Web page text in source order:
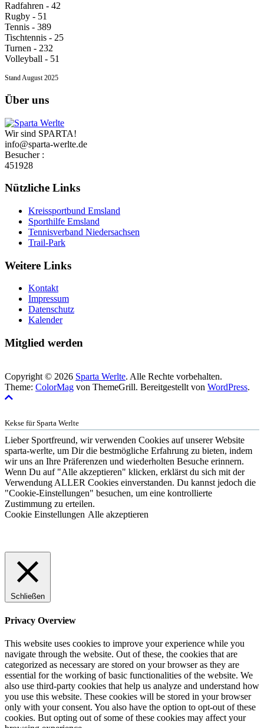
Radfahren - 42
Rugby - 51
Tennis - 389
Tischtennis - 25
Turnen - 232
Volleyball - 51
Stand August 2025
Über uns
Wir sind SPARTA!
info@sparta-werlte.de
Besucher :
451928
Nützliche Links
Kreissportbund Emsland
Sporthilfe Emsland
Tennisverband Niedersachsen
Trail-Park
Weitere Links
Kontakt
Impressum
Datenschutz
Kalender
Mitglied werden
Copyright © 2026 Sparta Werlte. Alle Rechte vorbehalten.
Theme: ColorMag von ThemeGrill. Bereitgestellt von WordPress.
Kekse für Sparta Werlte
Lieber Sportfreund, wir verwenden Cookies auf unserer Website
sparta-werlte, um Dir die bestmögliche Erfahrung zu bieten, indem
wir uns an Ihre Präferenzen und wiederholten Besuche erinnern.
Wenn Du auf "Alle akzeptieren" klicken, erklärst du sich mit der
Verwendung ALLER Cookies einverstanden. Du kannst jedoch die
"Cookie-Einstellungen" besuchen, um eine kontrollierte
Zustimmung zu erteilen.
Cookie Einstellungen Alle akzeptieren
Schließen
Privacy Overview
This website uses cookies to improve your experience while you
navigate through the website. Out of these, the cookies that are
categorized as necessary are stored on your browser as they are
essential for the working of basic functionalities of the website. We
also use third-party cookies that help us analyze and understand how
you use this website. These cookies will be stored in your browser
only with your consent. You also have the option to opt-out of these
cookies. But opting out of some of these cookies may affect your